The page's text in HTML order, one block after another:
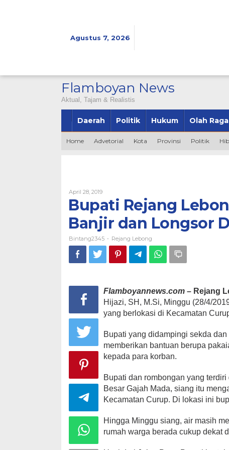
Agustus 7, 2026
Flamboyan News
Aktual, Tajam & Realistis
Daerah Politik Hukum Olah Raga
Home Advetorial Kota Provinsi Politik
April 28, 2019Oleh
Bintang2345
Bupati Rejang
Banjir dan Longsor
Bintang2345 - Rejang Lebong
Flamboyannews.com – Rejang
Hijazi, SH, M.Si, Minggu (28/4/
yang berlokasi di Kecamatan
Bupati yang didampingi sekda
memberikan bantuan berupa
kepada para korban.
Bupati dan rombongan yang
Besar Gajah Mada, siang itu
Kecamatan Curup. Di lokasi ini
Hingga Minggu siang, air masih
rumah warga berada cukup dekat